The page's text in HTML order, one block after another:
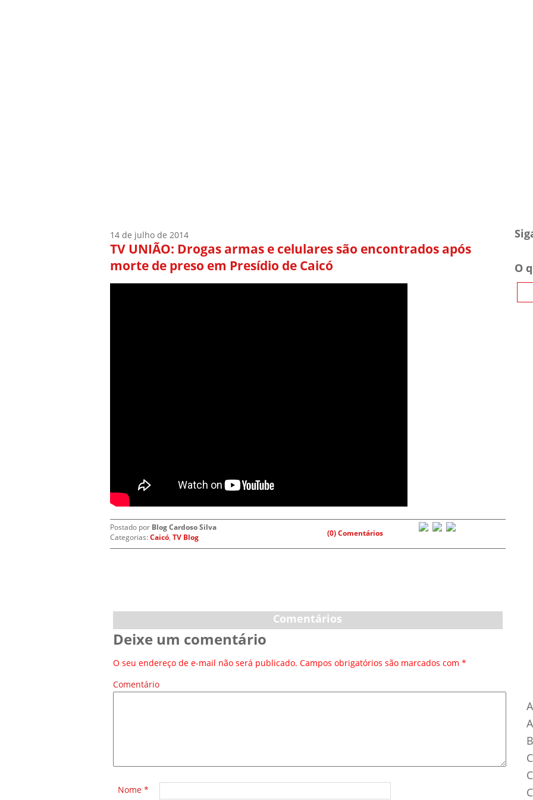
14 de julho de 2014
TV UNIÃO: Drogas armas e celulares são encontrados após
morte de preso em Presídio de Caicó
Postado por Blog Cardoso Silva
Categorias:Caicó, TV Blog (0) Comentários
Comentários
Deixe um comentário
O seu endereço de e-mail não será publicado. Campos obrigatórios são marcados com *
Comentário
Nome *
O